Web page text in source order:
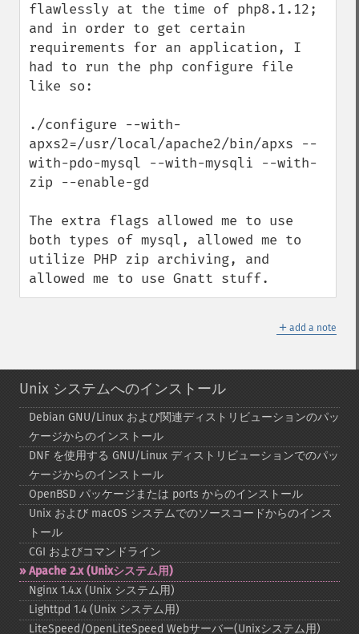
flawlessly at the time of php8.1.12;
and in order to get certain
requirements for an application, I
had to run the php configure file
like so:
./configure --with-
apxs2=/usr/local/apache2/bin/apxs --
with-pdo-mysql --with-mysqli --with-
zip --enable-gd
The extra flags allowed me to use
both types of mysql, allowed me to
utilize PHP zip archiving, and
allowed me to use Gnatt stuff.
＋ add a note
Unix システムへのインストール
Debian GNU/Linux および関連ディストリビューションのパッ
ケージからのインストール
DNF を使用する GNU/Linux ディストリビューションでのパッ
ケージからのインストール
OpenBSD パッケージまたは ports からのインストール
Unix および macOS システムでのソースコードからのインス
トール
CGI およびコマンドライン
Apache 2.x (Unixシステム用)
Nginx 1.4.x (Unix システム用)
Lighttpd 1.4 (Unix システム用)
LiteSpeed/OpenLiteSpeed Webサーバー(Unixシステム用)